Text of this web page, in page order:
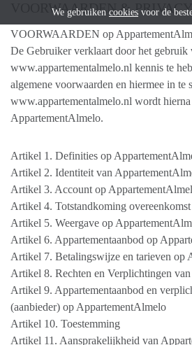
VOORWAARDEN & PRIVACY
VOORWAARDEN op
De Gebruiker verklaart door het gebruik
www.appartementalmelo.nl kennis te
algemene voorwaarden en hiermee in te
www.appartementalmelo.nl wordt
AppartementAlmelo.
Artikel 1. Definities op
Artikel 2. Identiteit van
Artikel 3. Account op
Artikel 4. Totstandkoming
Artikel 5. Weergave op
Artikel 6. Appartementaanbod op
Artikel 7. Betalingswijze en tarieven op
Artikel 8. Rechten en Verplichtingen
Artikel 9. Appartementaanbod en
(aanbieder) op AppartementAlmelo
Artikel 10. Toestemming
Artikel 11. Aansprakelijkheid van
We gebruiken cookies voor de